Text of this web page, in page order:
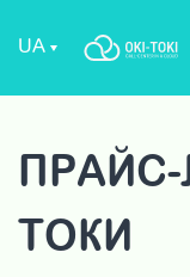
UA
ТОКИ